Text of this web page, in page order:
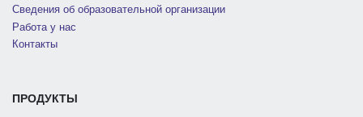
Сведения об образовательной организации
Работа у нас
Контакты
ПРОДУКТЫ